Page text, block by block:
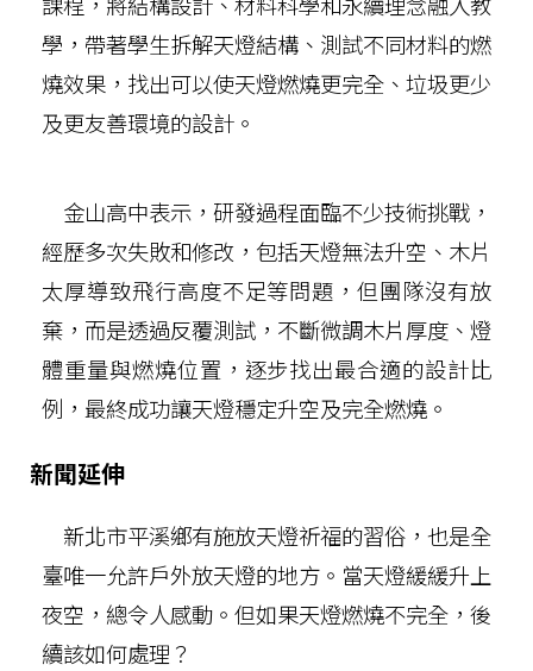
學，帶著學生拆解天燈結構、測試不同材料的燃
燒效果，找出可以使天燈燃燒更完全、垃圾更少
及更友善環境的設計。
金山高中表示，研發過程面臨不少技術挑戰，
經歷多次失敗和修改，包括天燈無法升空、木片
太厚導致飛行高度不足等問題，但團隊沒有放
棄，而是透過反覆測試，不斷微調木片厚度、燈
體重量與燃燒位置，逐步找出最合適的設計比
例，最終成功讓天燈穩定升空及完全燃燒。
新聞延伸
新北市平溪鄉有施放天燈祈福的習俗，也是全
臺唯一允許戶外放天燈的地方。當天燈緩緩升上
夜空，總令人感動。但如果天燈燃燒不完全，後
續該如何處理？